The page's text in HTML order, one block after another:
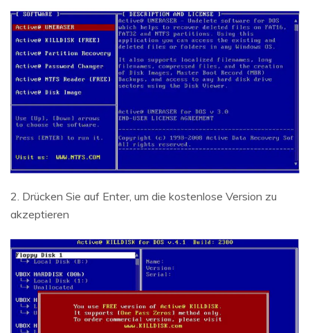
2. Drücken Sie auf Enter, um die kostenlose Version zu
akzeptieren